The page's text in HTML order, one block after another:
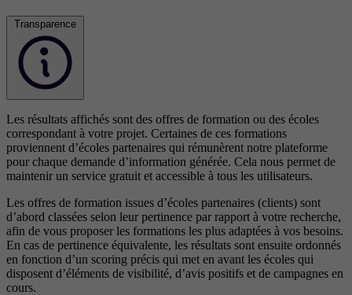
Transparence
Les résultats affichés sont des offres de formation ou des écoles
correspondant à votre projet. Certaines de ces formations
proviennent d’écoles partenaires qui rémunèrent notre plateforme
pour chaque demande d’information générée. Cela nous permet de
maintenir un service gratuit et accessible à tous les utilisateurs.
Les offres de formation issues d’écoles partenaires (clients) sont
d’abord classées selon leur pertinence par rapport à votre recherche,
afin de vous proposer les formations les plus adaptées à vos besoins.
En cas de pertinence équivalente, les résultats sont ensuite ordonnés
en fonction d’un scoring précis qui met en avant les écoles qui
disposent d’éléments de visibilité, d’avis positifs et de campagnes en
cours.